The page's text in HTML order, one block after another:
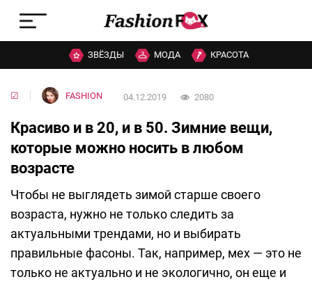
ЗВЁЗДЫ МОДА КРАСОТА
☑ FASHION 04.12.2019 2080
Красиво и в 20, и в 50. Зимние вещи,
которые можно носить в любом
возрасте
Чтобы не выглядеть зимой старше своего
возраста, нужно не только следить за
актуальными трендами, но и выбирать
правильные фасоны. Так, например, мех — это не
только не актуально и не экологично, он еще и